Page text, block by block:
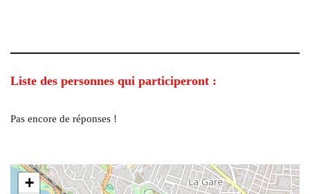
Liste des personnes qui participeront :
Pas encore de réponses !
+